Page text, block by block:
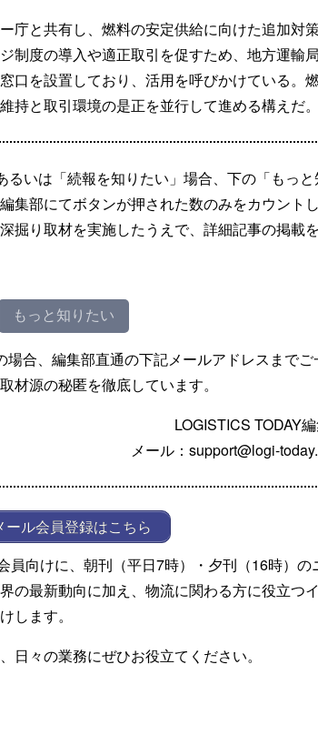
庁と共有し、燃料の安定供給に向けた追加対
制度の導入や適正取引を促すため、地方運輸
口を設置しており、活用を呼びかけている。
持と取引環境の是正を並行して進める構えだ。
いは「続報を知りたい」場合、下の「もっと
集部にてボタンが押された数のみをカウントし
掘り取材を実施したうえで、詳細記事の掲載
もっと知りたい
合、編集部直通の下記メールアドレスまでご
材源の秘匿を徹底しています。
LOGISTICS TODAY
メール：support@logi-
ール会員登録はこちら
員向けに、朝刊（平日7時）・夕刊（16時）の
の最新動向に加え、物流に関わる方に役立つ
します。
日々の業務にぜひお役立てください。